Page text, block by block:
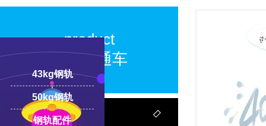
product
产品直通车
钢轨 
43kg钢轨
50kg钢轨
钢轨配件